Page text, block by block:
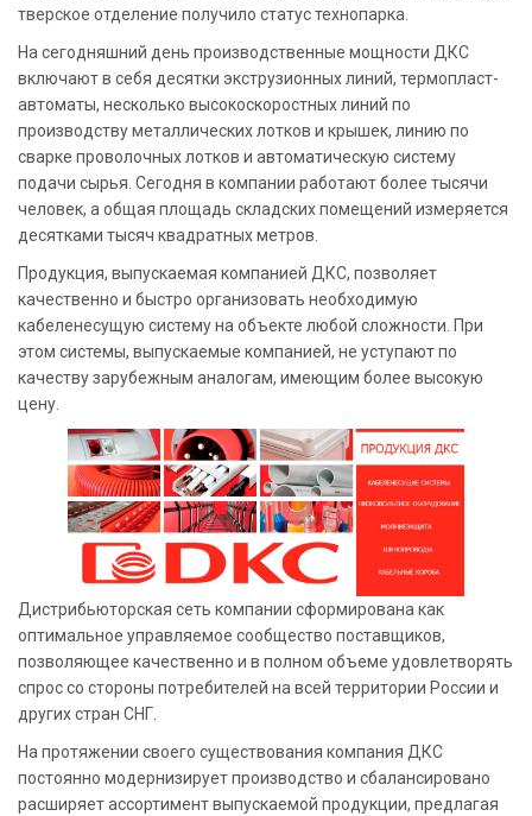
тверское отделение получило статус технопарка.
На сегодняшний день производственные мощности ДКС
включают в себя десятки экструзионных линий, термопласт-
автоматы, несколько высокоскоростных линий по
производству металлических лотков и крышек, линию по
сварке проволочных лотков и автоматическую систему
подачи сырья. Сегодня в компании работают более тысячи
человек, а общая площадь складских помещений измеряется
десятками тысяч квадратных метров.
Продукция, выпускаемая компанией ДКС, позволяет
качественно и быстро организовать необходимую
кабеленесущую систему на объекте любой сложности. При
этом системы, выпускаемые компанией, не уступают по
качеству зарубежным аналогам, имеющим более высокую
цену.
Дистрибьюторская сеть компании сформирована как
оптимальное управляемое сообщество поставщиков,
позволяющее качественно и в полном объеме удовлетворять
спрос со стороны потребителей на всей территории России и
других стран СНГ.
На протяжении своего существования компания ДКС
постоянно модернизирует производство и сбалансировано
расширяет ассортимент выпускаемой продукции, предлагая